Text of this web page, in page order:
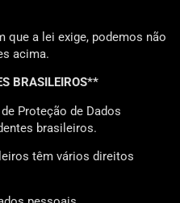
que a lei exige, podemos não
acima.
BRASILEIROS**
Proteção de Dados
brasileiros.
têm vários direitos